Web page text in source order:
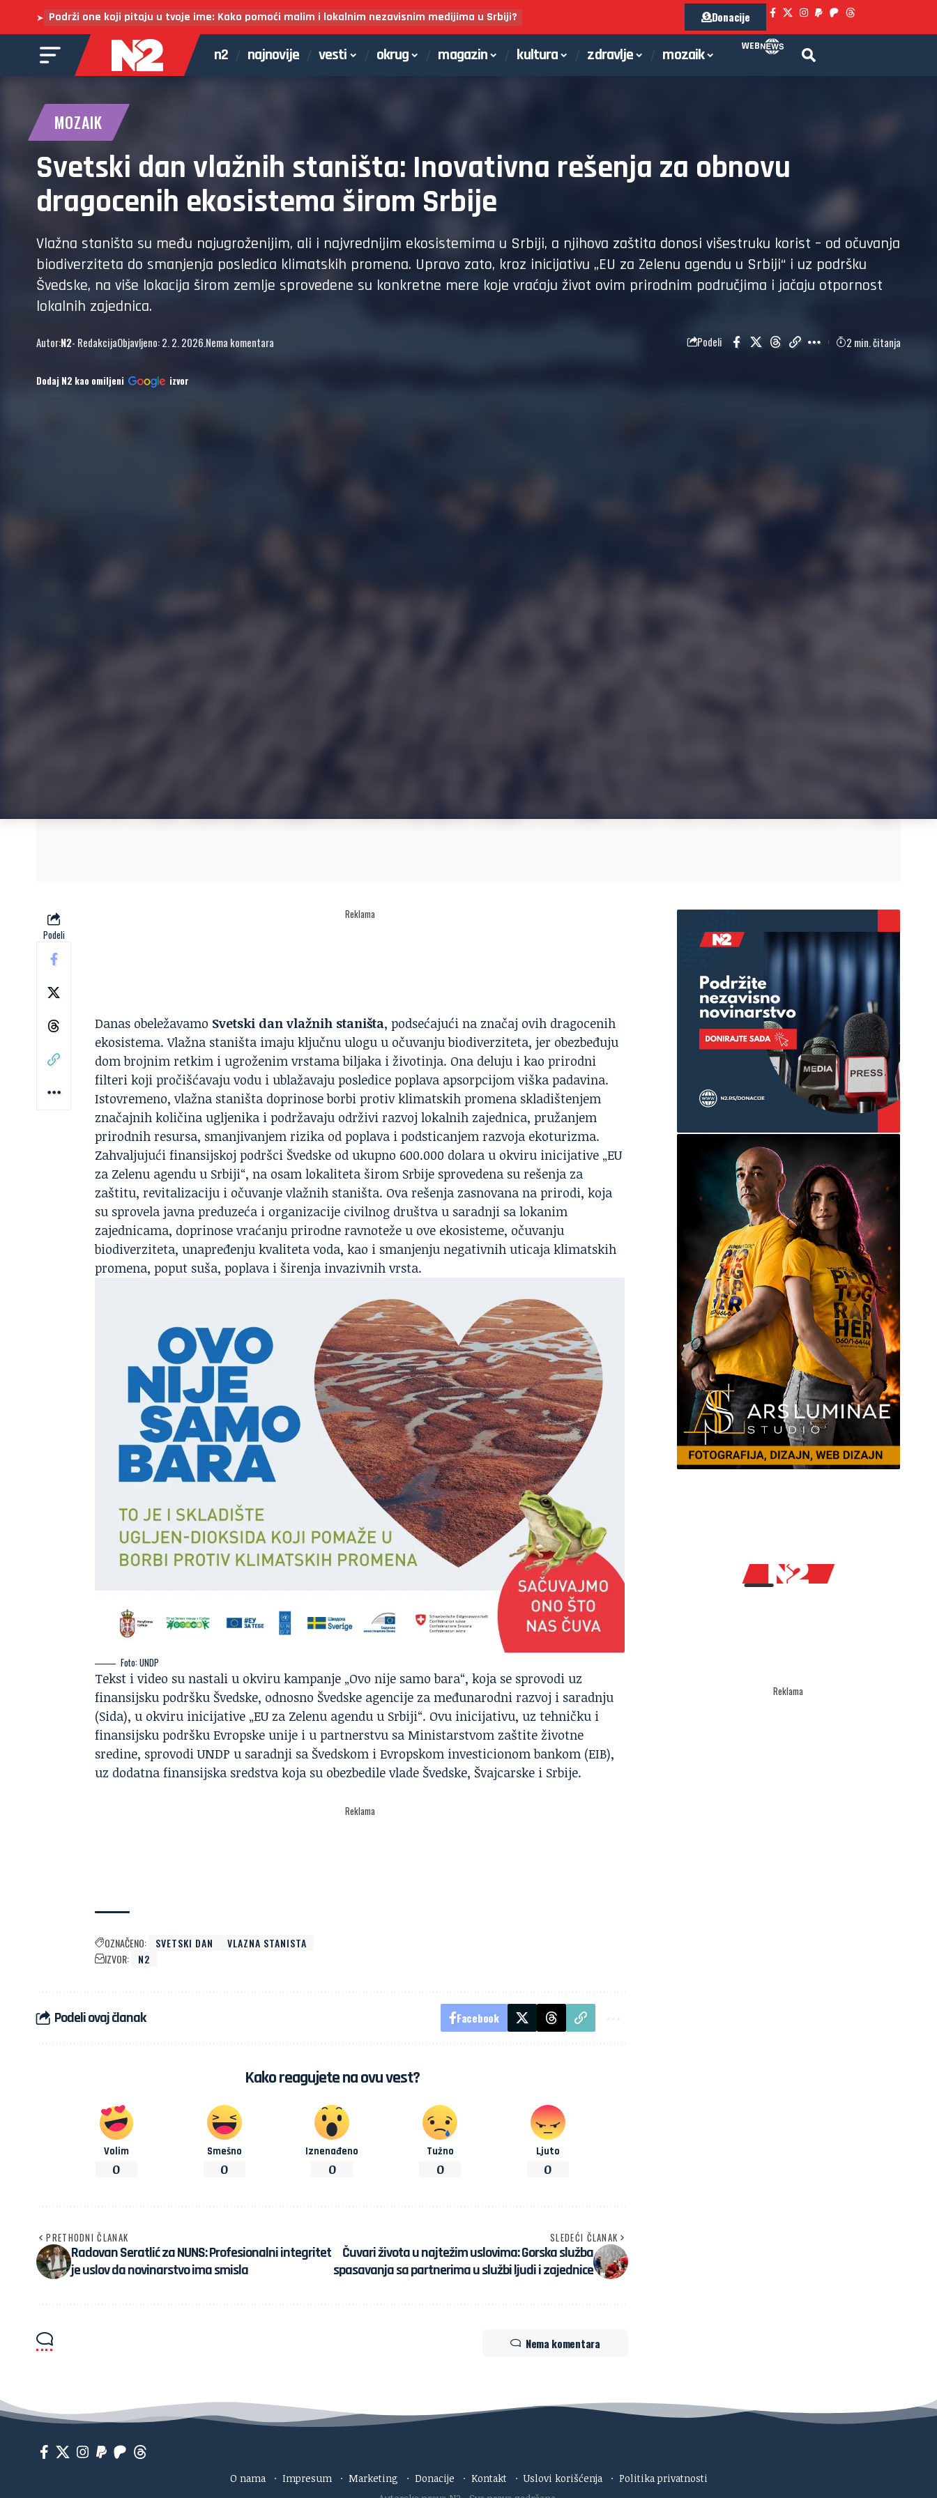
➤ Podrži one koji pitaju u tvoje ime: Kako pomoći malim i lokalnim nezavisnim medijima u Srbiji? Donacije
n2 najnovije vesti okrug magazin kultura zdravlje mozaik WEB
MOZAIK
Svetski dan vlažnih staništa: Inovativna rešenja za obnovu
dragocenih ekosistema širom Srbije
Vlažna staništa su među najugroženijim, ali i najvrednijim ekosistemima u Srbiji, a njihova zaštita donosi višestruku korist – od očuvanja
biodiverziteta do smanjenja posledica klimatskih promena. Upravo zato, kroz inicijativu „EU za Zelenu agendu u Srbiji“ i uz podršku
Švedske, na više lokacija širom zemlje sprovedene su konkretne mere koje vraćaju život ovim prirodnim područjima i jačaju otpornost
lokalnih zajednica.
Autor:N2- RedakcijaObjavljeno: 2. 2. 2026.Nema komentara Podeli 2 min. čitanja
Dodaj N2 kao omiljeni izvor
Podeli
Reklama
Danas obeležavamo Svetski dan vlažnih staništa, podsećajući na značaj ovih dragocenih
ekosistema. Vlažna staništa imaju ključnu ulogu u očuvanju biodiverziteta, jer obezbeđuju
dom brojnim retkim i ugroženim vrstama biljaka i životinja. Ona deluju i kao prirodni
filteri koji pročišćavaju vodu i ublažavaju posledice poplava apsorpcijom viška padavina.
Istovremeno, vlažna staništa doprinose borbi protiv klimatskih promena skladištenjem
značajnih količina ugljenika i podržavaju održivi razvoj lokalnih zajednica, pružanjem
prirodnih resursa, smanjivanjem rizika odpoplava i podsticanjem razvoja ekoturizma.
Zahvaljujući finansijskoj podršci Švedske od ukupno 600.000 dolara u okviru inicijative „EU
za Zelenu agendu u Srbiji“, na osam lokaliteta širom Srbije sprovedena su rešenja za
zaštitu, revitalizaciju i očuvanje vlažnih staništa. Ova rešenja zasnovana na prirodi, koja
su sprovela javna preduzeća i organizacije civilnog društva u saradnji sa lokanim
zajednicama, doprinose vraćanju prirodne ravnoteže u ove ekosisteme, očuvanju
biodiverziteta, unapređenju kvaliteta voda, kao i smanjenju negativnih uticaja klimatskih
promena, poput suša, poplava i širenja invazivnih vrsta.
Foto: UNDP
Tekst i video su nastali u okviru kampanje „Ovo nije samo bara“, koja se sprovodi uz
finansijsku podršku Švedske, odnosno Švedske agencije za međunarodni razvoj i saradnju
(Sida), u okviru inicijative „EU za Zelenu agendu u Srbiji“. Ovu inicijativu, uz tehničku i
finansijsku podršku Evropske unije i u partnerstvu sa Ministarstvom zaštite životne
sredine, sprovodi UNDP u saradnji sa Švedskom i Evropskom investicionom bankom (EIB),
uz dodatna finansijska sredstva koja su obezbedile vlade Švedske, Švajcarske i Srbije.
Reklama
OZNAČENO: SVETSKI DAN
VLAZNA STANISTA
IZVOR:
N2
Podeli ovaj članak Facebook
Kako reagujete na ovu vest?
Volim
0
Smešno
0
Iznenađeno
0
Tužno
0
Ljuto
0
PRETHODNI ČLANAK
Radovan Seratlić za NUNS: Profesionalni integritet
je uslov da novinarstvo ima smisla
SLEDEĆI ČLANAK
Čuvari života u najtežim uslovima: Gorska služba
spasavanja sa partnerima u službi ljudi i zajednice
Nema komentara
Reklama
O nama · Impresum · Marketing · Donacije · Kontakt · Uslovi korišćenja · Politika privatnosti